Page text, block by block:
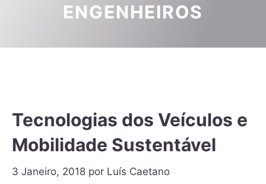
ENGENHEIROS
Tecnologias dos Veículos e
Mobilidade Sustentável
3 Janeiro, 2018 por Luís Caetano